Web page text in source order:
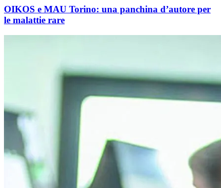
OIKOS e MAU Torino: una panchina d’autore per
le malattie rare